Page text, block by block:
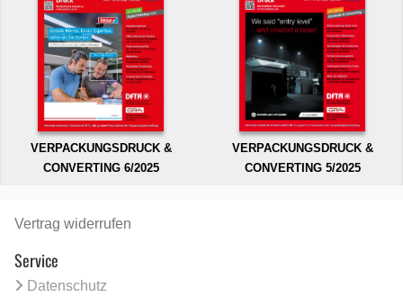
VERPACKUNGSDRUCK &
CONVERTING 6/2025
VERPACKUNGSDRUCK &
CONVERTING 5/2025
Vertrag widerrufen
Service
Datenschutz